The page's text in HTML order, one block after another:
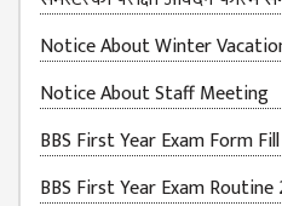
Notice About Winter
Notice About Staff Meeting
BBS First Year Exam Form
BBS First Year Exam